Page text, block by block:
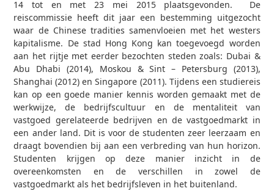
14 tot en met 23 mei 2015 plaatsgevonden. De
reiscommissie heeft dit jaar een bestemming uitgezocht
waar de Chinese tradities samenvloeien met het westers
kapitalisme. De stad Hong Kong kan toegevoegd worden
aan het rijtje met eerder bezochten steden zoals: Dubai &
Abu Dhabi (2014), Moskou & Sint – Petersburg (2013),
Shanghai (2012) en Singapore (2011). Tijdens een studiereis
kan op een goede manier kennis worden gemaakt met de
werkwijze, de bedrijfscultuur en de mentaliteit van
vastgoed gerelateerde bedrijven en de vastgoedmarkt in
een ander land. Dit is voor de studenten zeer leerzaam en
draagt bovendien bij aan een verbreding van hun horizon.
Studenten krijgen op deze manier inzicht in de
overeenkomsten en de verschillen in zowel de
vastgoedmarkt als het bedrijfsleven in het buitenland.